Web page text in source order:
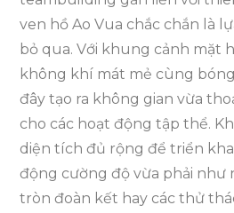
ven hồ Ao Vua chắc chắn là
bỏ qua. Với khung cảnh mặt
không khí mát mẻ cùng
đây tạo ra không gian vừa
cho các hoạt động tập thể.
diện tích đủ rộng để triển
động cường độ vừa phải như
tròn đoàn kết hay các thử